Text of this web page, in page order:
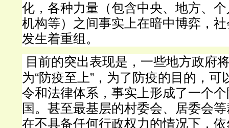
化，各种力量（包含中央、地方、
机构等）之间事实上在暗中博弈，
发生着重组。
目前的突出表现是，一些地方政府
为“防疫至上” ，为了防疫的目的，
令和法律体系，事实上形成了一个
国。甚至最基层的村委会、居委会
在不具备任何行政权力的情况下，